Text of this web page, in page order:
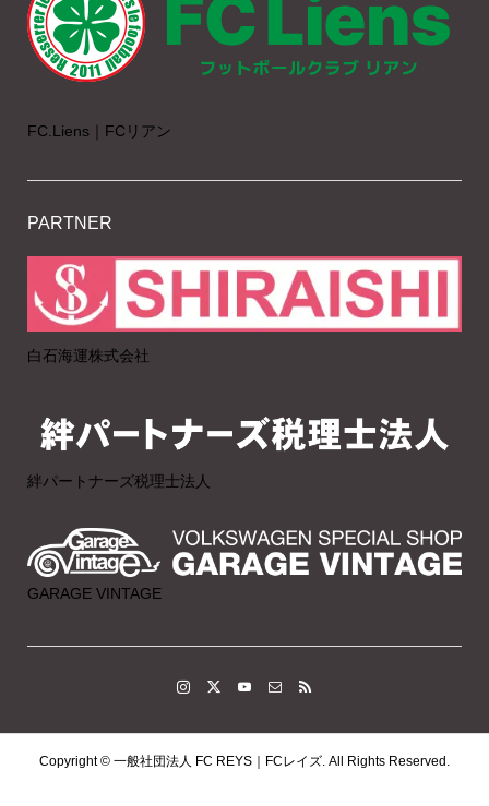
FC.Liens｜FCリアン
PARTNER
白石海運株式会社
絆パートナーズ税理士法人
GARAGE VINTAGE
Copyright © 一般社団法人 FC REYS｜FCレイズ. All Rights Reserved.